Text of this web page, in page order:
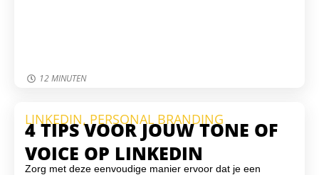
12 MINUTEN
LINKEDIN, PERSONAL BRANDING
4 TIPS VOOR JOUW TONE OF
VOICE OP LINKEDIN
Zorg met deze eenvoudige manier ervoor dat je een